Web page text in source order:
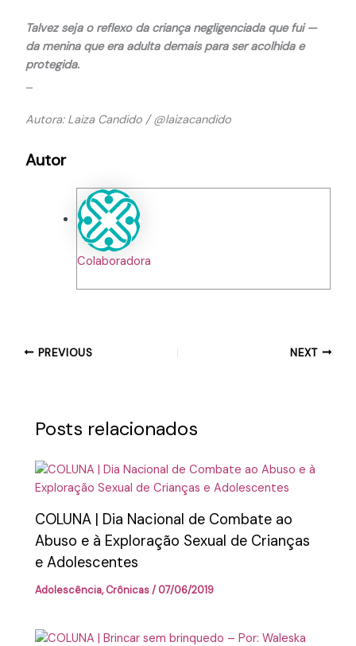
Talvez seja o reflexo da criança negligenciada que fui —
da menina que era adulta demais para ser acolhida e
protegida.
Autora: Laiza Candido / @laizacandido
Autor
Colaboradora
PREVIOUS NEXT
Posts relacionados
COLUNA | Dia Nacional de Combate ao
Abuso e à Exploração Sexual de Crianças
e Adolescentes
Adolescência,Crônicas/07/06/2019